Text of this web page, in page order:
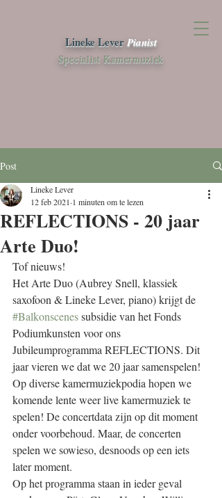
Specialist Kamermuziek
Lineke Lever Pianist
Post
REFLECTIONS - 20 jaar
Arte Duo!
Lineke Lever
12 feb 2021 1 minuten om te lezen
Tof nieuws!
Het Arte Duo (Aubrey Snell, klassiek
saxofoon & Lineke Lever, piano) krijgt de
#Balkonscenes subsidie van het Fonds
Podiumkunsten voor ons
Jubileumprogramma REFLECTIONS. Dit
jaar vieren we dat we 20 jaar samenspelen!
Op diverse kamermuziekpodia hopen we
komende lente weer live kamermuziek te
spelen! De concertdata zijn op dit moment
onder voorbehoud. Maar, de concerten
spelen we sowieso, desnoods op een iets
later moment.
Op het programma staan in ieder geval